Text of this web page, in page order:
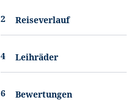
Reiseverlauf
Leihräder
Bewertungen